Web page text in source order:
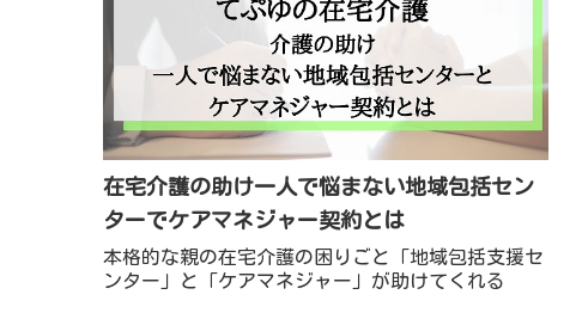
在宅介護の助け一人で悩まない地域包括セン
ターでケアマネジャー契約とは
本格的な親の在宅介護の困りごと「地域包括支援セ
ンター」と「ケアマネジャー」が助けてくれる